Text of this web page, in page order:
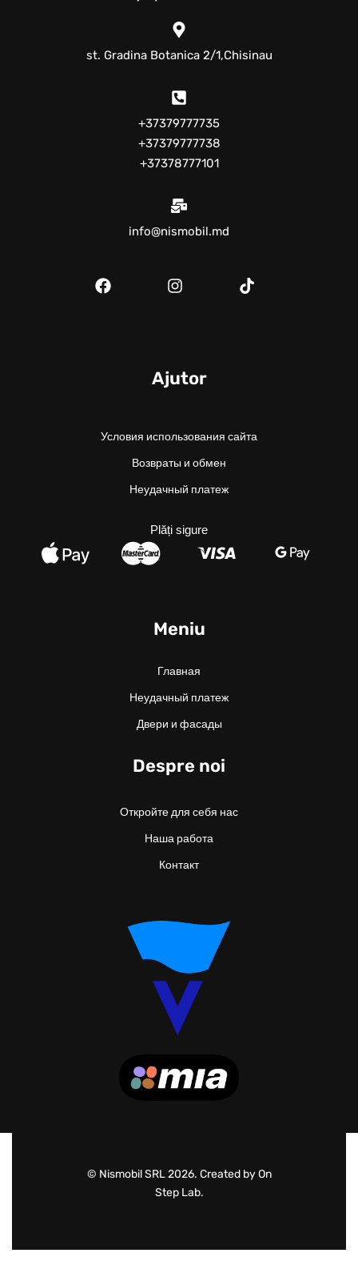
st. Gradina Botanica 2/1,Chisinau
+37379777735
+37379777738
+37378777101
info@nismobil.md
Meniu
Главная
Неудачный платеж
Двери и фасады
Despre noi
Откройте для себя нас
Наша работа
Контакт
Ajutor
Условия использования сайта
Возвраты и обмен
Неудачный платеж
Plăți sigure
© Nismobil SRL 2026. Created by On
Step Lab.